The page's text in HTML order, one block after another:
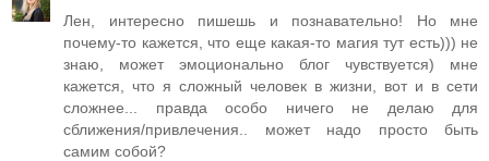
Лен, интересно пишешь и познавательно! Но мне
почему-то кажется, что еще какая-то магия тут есть))) не
знаю, может эмоционально блог чувствуется) мне
кажется, что я сложный человек в жизни, вот и в сети
сложнее... правда особо ничего не делаю для
сближения/привлечения.. может надо просто быть
самим собой?